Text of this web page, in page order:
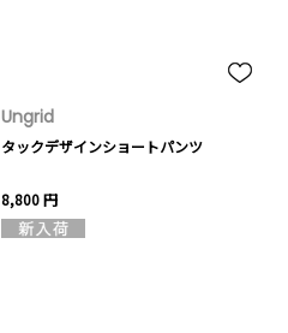
Ungrid
タックデザインショートパンツ
8,800 円